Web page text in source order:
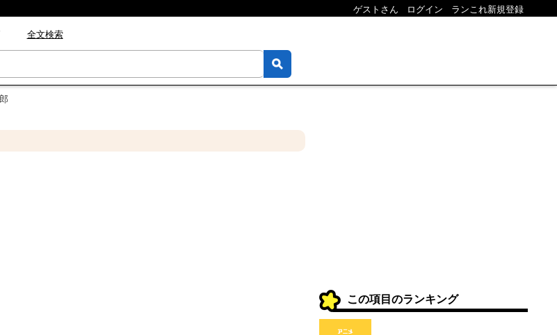
ゲストさん ログイン ランこれ新規登録
全文検索
この項目のランキング